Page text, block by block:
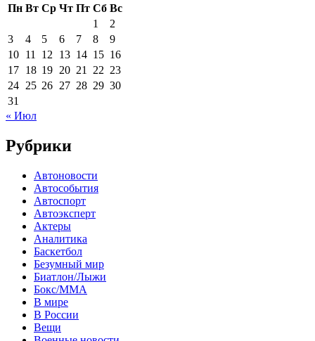
Пн Вт Ср Чт Пт Сб Вс
1
2
3
4 5 6 7 8
9
10 11 12 13 14 15 16
17 18 19 20 21 22 23
24 25 26 27 28 29 30
31
« Июл
Рубрики
Автоновости
Автособытия
Автоспорт
Автоэксперт
Актеры
Аналитика
Баскетбол
Безумный мир
Биатлон/Лыжи
Бокс/MMA
В мире
В России
Вещи